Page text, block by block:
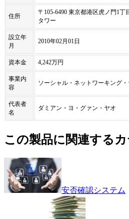
住所
〒105-6490 東京都港区虎ノ門1丁
タワー
設立年
月
2010年02月01日
資本金 4,242万円
事業内
容
ソーシャル・ネットワーキング
代表者
名
ダミアン・ヨ・グァン・ヤオ
この製品に関連する
安否確認システム